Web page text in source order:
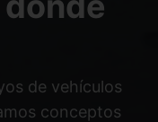
de vehículos
conceptos